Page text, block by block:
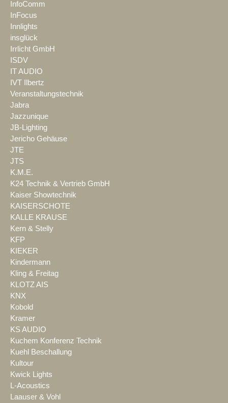
InfoComm
InFocus
Innlights
insglück
Irrlicht GmbH
ISDV
IT AUDIO
IVT Ilbertz
Veranstaltungstechnik
Jabra
Jazzunique
JB-Lighting
Jericho Gehäuse
JTE
JTS
K.M.E.
K24 Technik & Vertrieb GmbH
Kaiser Showtechnik
KAISERSCHOTE
KALLE KRAUSE
Kern & Stelly
KFP
KIEKER
Kindermann
Kling & Freitag
KLOTZ AIS
KNX
Kobold
Kramer
KS AUDIO
Kuchem Konferenz Technik
Kuehl Beschallung
Kultour
Kwick Lights
L-Acoustics
Laauser & Vohl